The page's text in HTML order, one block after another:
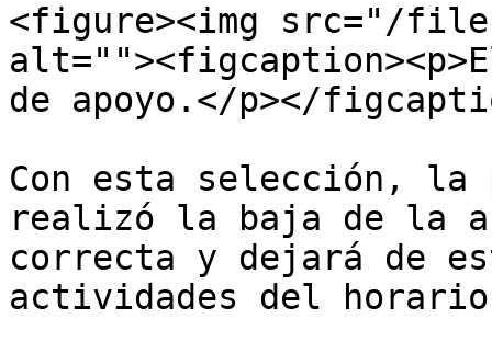
<figure><img src="/files/
de apoyo.</p></
Con esta selección,
realizó la baja de la
correcta y dejará de
actividades del